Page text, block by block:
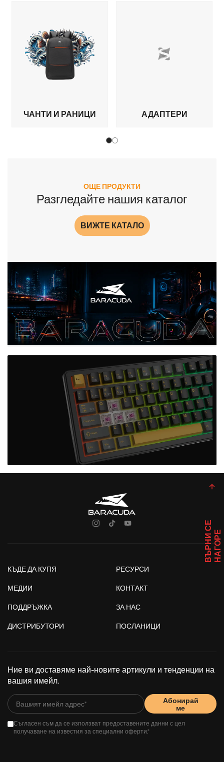
ЧАНТИ И РАНИЦИ АДАПТЕРИ
ОЩЕ ПРОДУКТИ
Разгледайте нашия каталог
ВИЖТЕ КАТАЛО
КЪДЕ ДА КУПЯ
РЕСУРСИ
МЕДИИ
КОНТАКТ
ПОДДРЪЖКА
ЗА НАС
ДИСТРИБУТОРИ
ПОСЛАНИЦИ
Ние ви доставяме най-новите артикули и тенденции на
вашия имейл.
Абонирай
ме
Съгласен съм да се използват предоставените данни с цел
получаване на известия за специални оферти.*
В
Ъ
Р
Н
И
С
Е
Н
А
Г
О
РЕ